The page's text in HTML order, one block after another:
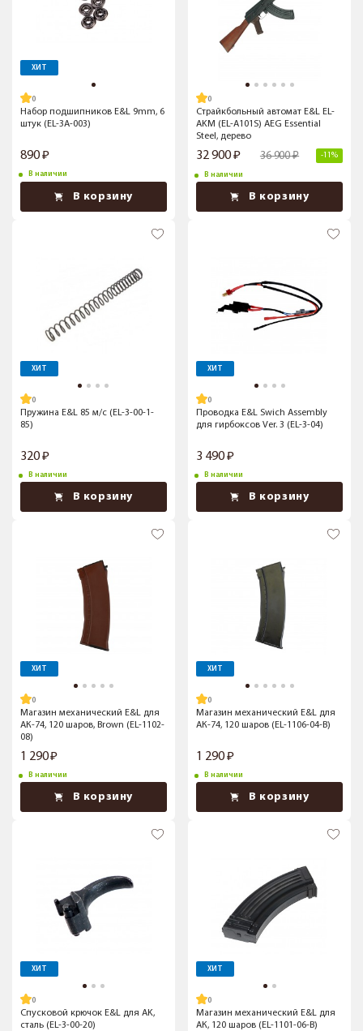
ХИТ
Набор подшипников E&L 9mm, 6
штук (EL-3A-003)
890
В наличии
В корзину
Страйкбольный автомат E&L EL-
AKM (EL-A101S) AEG Essential
Steel, дерево
32 900 36 900 -11%
В наличии
В корзину
ХИТ
Пружина E&L 85 м/с (EL-3-00-1-
85)
320
В наличии
В корзину
ХИТ
Проводка E&L Swich Assembly
для гирбоксов Ver. 3 (EL-3-04)
3 490
В наличии
В корзину
ХИТ
Магазин механический E&L для
АК-74, 120 шаров, Brown (EL-1102-
08)
1 290
В наличии
В корзину
ХИТ
Магазин механический E&L для
АК-74, 120 шаров (EL-1106-04-B)
1 290
В наличии
В корзину
ХИТ
Спусковой крючок E&L для AK,
сталь (EL-3-00-20)
ХИТ
Магазин механический E&L для
АК, 120 шаров (EL-1101-06-B)